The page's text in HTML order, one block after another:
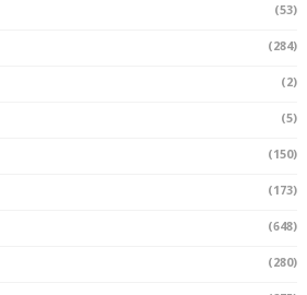
(53)
(284)
(2)
(5)
(150)
(173)
(648)
(280)